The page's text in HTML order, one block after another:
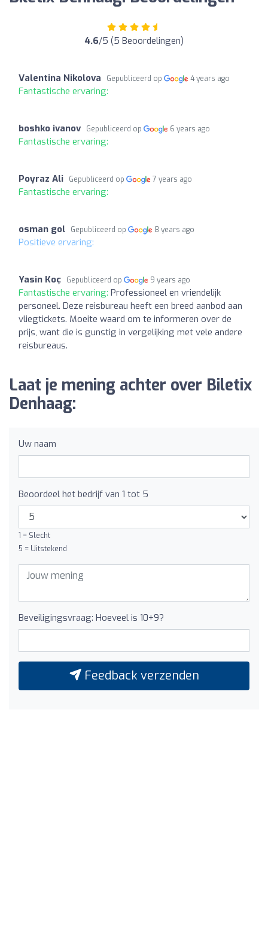
4.6/5 (5 Beoordelingen)
Valentina Nikolova Gepubliceerd op 4 years ago
Fantastische ervaring:
boshko ivanov Gepubliceerd op 6 years ago
Fantastische ervaring:
Poyraz Ali Gepubliceerd op 7 years ago
Fantastische ervaring:
osman gol Gepubliceerd op 8 years ago
Positieve ervaring:
Yasin Koç Gepubliceerd op 9 years ago
Fantastische ervaring: Professioneel en vriendelijk
personeel. Deze reisbureau heeft een breed aanbod aan
vliegtickets. Moeite waard om te informeren over de
prijs, want die is gunstig in vergelijking met vele andere
reisbureaus.
Laat je mening achter over Biletix
Denhaag:
Uw naam
Beoordeel het bedrijf van 1 tot 5
1 = Slecht
5 = Uitstekend
Beveiligingsvraag: Hoeveel is 10+9?
Feedback verzenden